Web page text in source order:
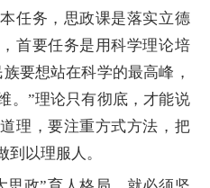
务，思政课是落实立德
首要任务是用科学理论培
要想站在科学的最高峰，
。”理论只有彻底，才能说
理，要注重方式方法，把
以理服人。